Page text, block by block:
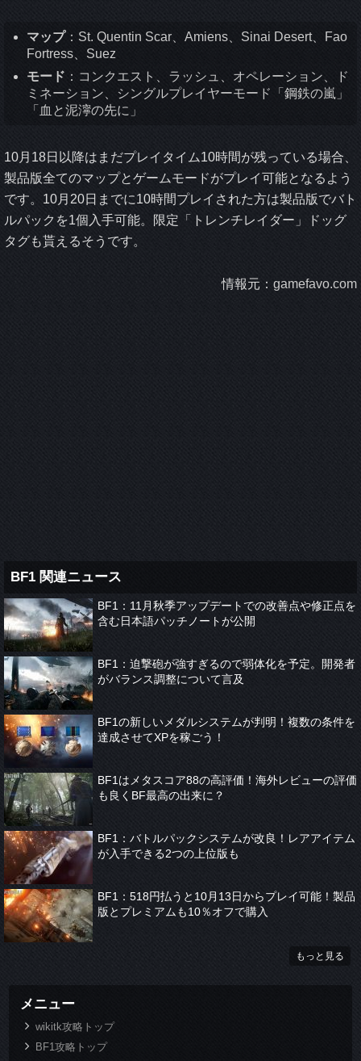
マップ：St. Quentin Scar、Amiens、Sinai Desert、Fao
Fortress、Suez
モード ：コンクエスト、ラッシュ、オペレーション、ド
ミネーション、シングルプレイヤーモード「鋼鉄の嵐」
「血と泥濘の先に」
10月18日以降はまだプレイタイム10時間が残っている場合、
製品版全てのマップとゲームモードがプレイ可能となるよう
です。10月20日までに10時間プレイされた方は製品版でバト
ルパックを1個入手可能。限定「トレンチレイダー」ドッグ
タグも貰えるそうです。
情報元： gamefavo.com
BF1 関連ニュース
BF1：11月秋季アップデートでの改善点や修正点を
含む日本語パッチノートが公開
BF1：迫撃砲が強すぎるので弱体化を予定。開発者
がバランス調整について言及
BF1の新しいメダルシステムが判明！複数の条件を
達成させてXPを稼ごう！
BF1はメタスコア88の高評価！海外レビューの評価
も良くBF最高の出来に？
BF1：バトルパックシステムが改良！レアアイテム
が入手できる2つの上位版も
BF1：518円払うと10月13日からプレイ可能！製品
版とプレミアムも10％オフで購入
もっと見る
メニュー
wikitk攻略トップ
BF1攻略トップ